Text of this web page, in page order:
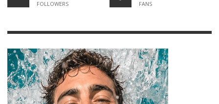
FOLLOWERS FANS